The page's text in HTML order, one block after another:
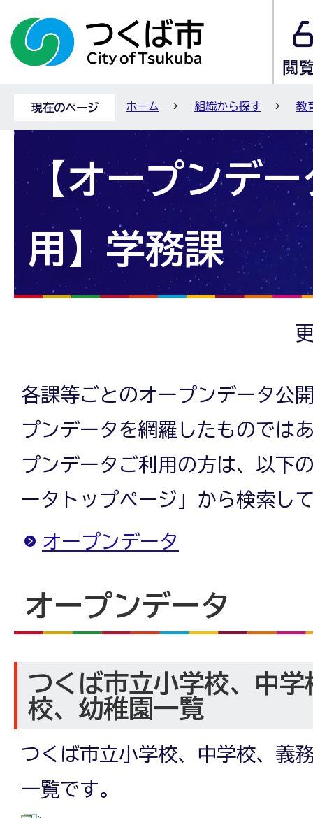
現在のページ ホーム 組織から探す 教
【オープンデー
用】学務課
各課等ごとのオープンデータ公
プンデータを網羅したものでは
プンデータご利用の方は、以下
ータトップページ」から検索し
オープンデータ
オープンデータ
つくば市立小学校、中
校、幼稚園一覧
つくば市立小学校、中学校、義
一覧です。